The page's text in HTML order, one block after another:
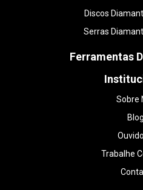
Discos
Serras
Ferramentas
Sobre
Blog
Trabalhe